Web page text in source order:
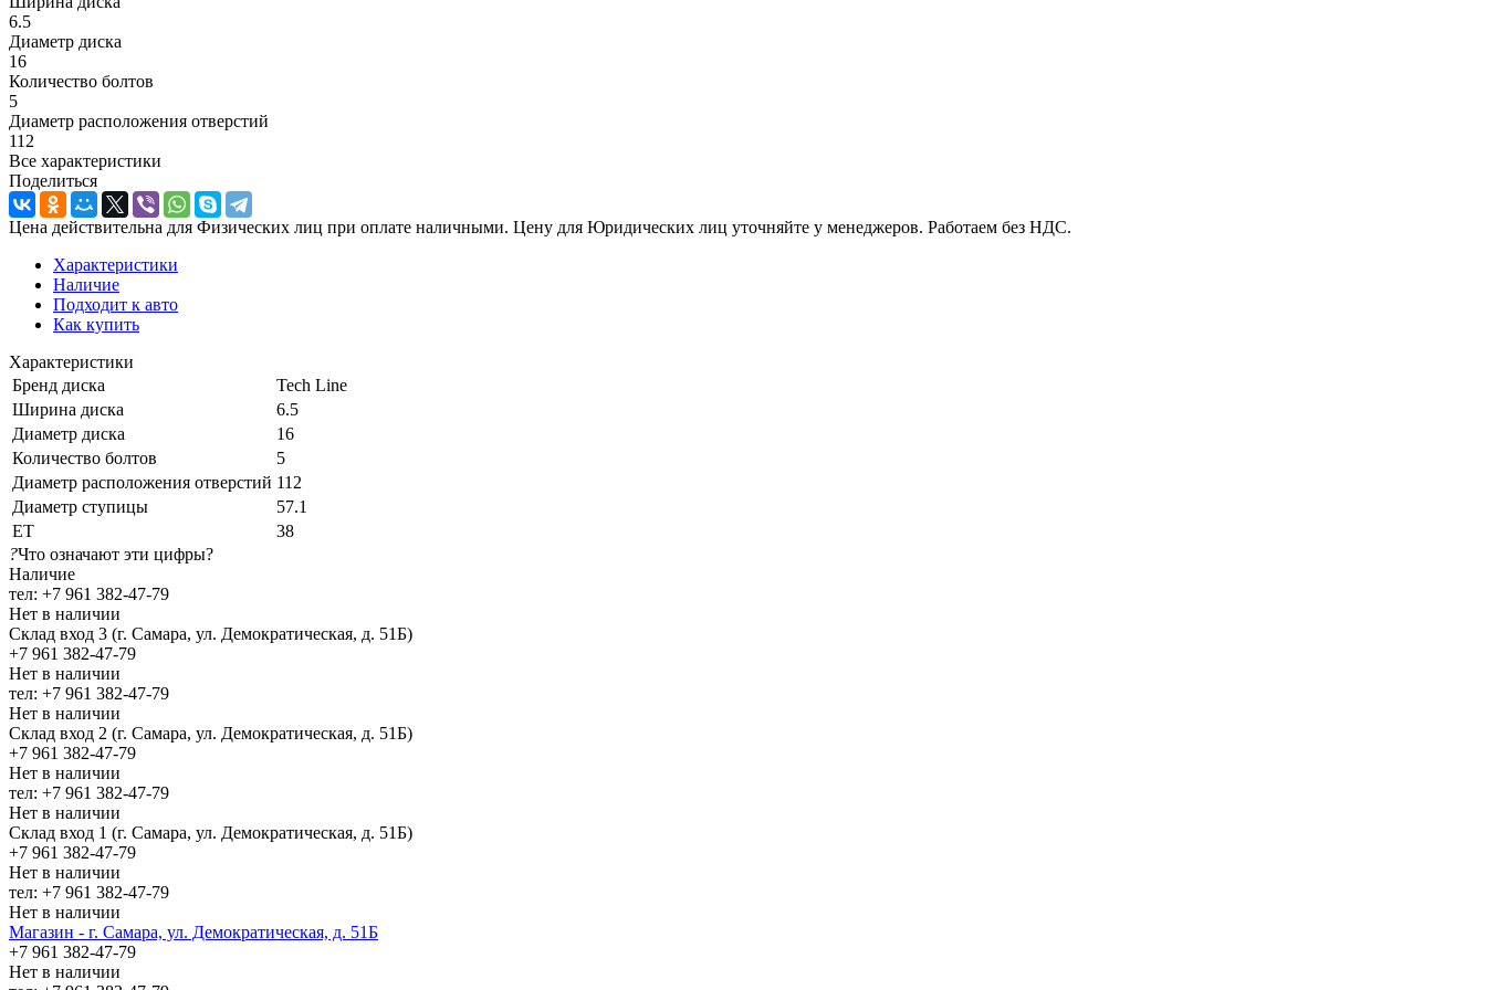
6.5
Диаметр диска
16
Количество болтов
5
Диаметр расположения отверстий
112
Все характеристики
Поделиться
Цена действительна для Физических лиц при оплате наличными. Цену для Юридических лиц уточняйте у менеджеров. Работаем без НДС.
Характеристики
Наличие
Подходит к авто
Как купить
Характеристики
Бренд диска
Tech Line
Ширина диска
6.5
Диаметр диска
16
Количество болтов
5
Диаметр расположения отверстий 112
Диаметр ступицы
57.1
ЕТ
38
?Что означают эти цифры?
Наличие
тел: +7 961 382-47-79
Нет в наличии
Склад вход 3 (г. Самара, ул. Демократическая, д. 51Б)
+7 961 382-47-79
Нет в наличии
тел: +7 961 382-47-79
Нет в наличии
Склад вход 2 (г. Самара, ул. Демократическая, д. 51Б)
+7 961 382-47-79
Нет в наличии
тел: +7 961 382-47-79
Нет в наличии
Склад вход 1 (г. Самара, ул. Демократическая, д. 51Б)
+7 961 382-47-79
Нет в наличии
тел: +7 961 382-47-79
Нет в наличии
Магазин - г. Самара, ул. Демократическая, д. 51Б
+7 961 382-47-79
Нет в наличии